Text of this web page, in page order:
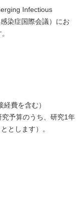
Infectious
染症国際会議）にお
費を含む）
究予算のうち、研究1年
とします）。